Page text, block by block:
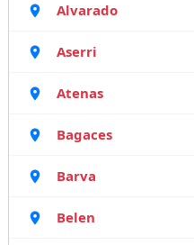
Alvarado
Aserri
Atenas
Bagaces
Barva
Belen